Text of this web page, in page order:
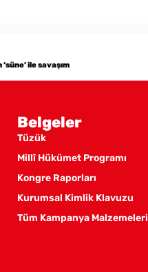
ile savaşım
Belgeler
Tüzük
Millî Hükümet Programı
Kongre Raporları
Kurumsal Kimlik Klavuzu
Tüm Kampanya Malzemeleri